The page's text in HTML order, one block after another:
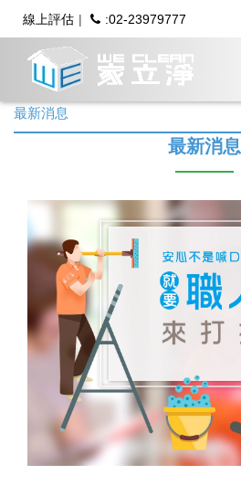
線上評估 :02-23979777
最新消息
最新消息